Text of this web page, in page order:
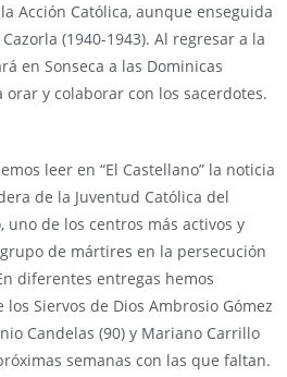
Acción Católica, aunque enseguida
(1940-1943). Al regresar a la
en Sonseca a las Dominicas
orar y colaborar con los sacerdotes.
leer en “El Castellano” la noticia
de la Juventud Católica del
uno de los centros más activos y
de mártires en la persecución
diferentes entregas hemos
Siervos de Dios Ambrosio Gómez
Candelas (90) y Mariano Carrillo
semanas con las que faltan.